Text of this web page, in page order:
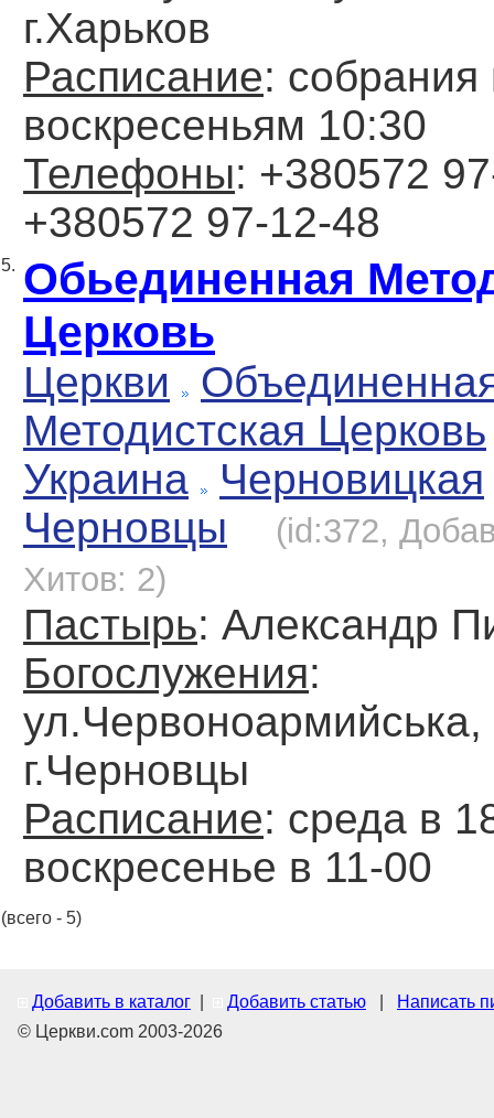
г.Харьков
Расписание: собрания
воскресеньям 10:30
Телефоны: +380572
+380572 97-12-48
5. Обьединенная
Церковь
Церкви
Методистская Церковь
Украина
Черновицкая
Черновцы
(id:372,
Хитов: 2)
Пастырь: Александр
Богослужения:
г.Черновцы
Расписание: среда в
воскресенье в 11-00
(всего - 5)
Добавить в каталог Добавить статью
Написать
© Церкви.com 2003-2026